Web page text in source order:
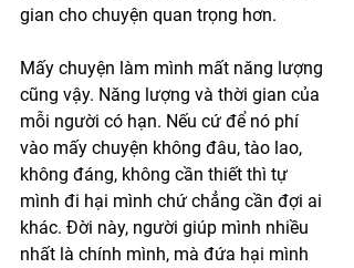
gian cho chuyện quan trọng hơn.
Mấy chuyện làm mình mất năng lượng
cũng vậy. Năng lượng và thời gian của
mỗi người có hạn. Nếu cứ để nó phí
vào mấy chuyện không đâu, tào lao,
không đáng, không cần thiết thì tự
mình đi hại mình chứ chẳng cần đợi ai
khác. Đời này, người giúp mình nhiều
nhất là chính mình, mà đứa hại mình